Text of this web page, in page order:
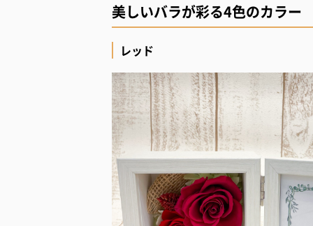
美しいバラが彩る4色のカラー
レッド